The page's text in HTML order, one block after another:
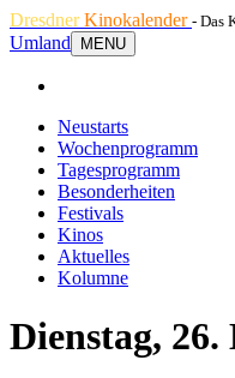
DresdnerKinokalender - Das
Umland
MENU
Neustarts
Wochenprogramm
Tagesprogramm
Besonderheiten
Festivals
Kinos
Aktuelles
Kolumne
Dienstag, 26.